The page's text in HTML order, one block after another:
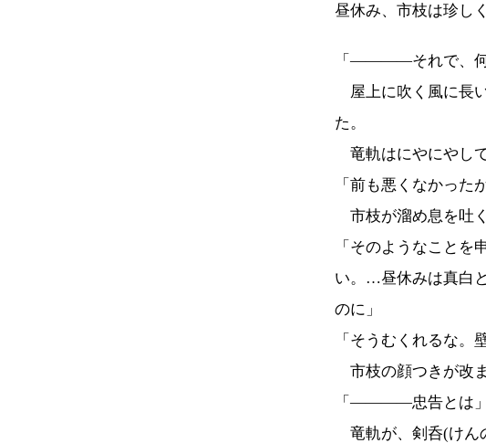
昼休み、市枝は珍し
「――――それで、何
屋上に吹く風に長
た。
竜軌はにやにやし
「前も悪くなかった
市枝が溜め息を吐く
「そのようなことを
い。…昼休みは真白
のに」
「そうむくれるな。
市枝の顔つきが改ま
「――――忠告とは」
竜軌が、剣呑(けん